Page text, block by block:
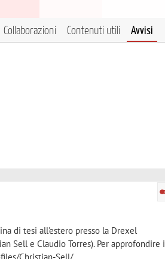
Collaborazioni Contenuti utili Avvisi
di tesi all'estero presso la Drexel
Sell e Claudio Torres). Per approfondire i